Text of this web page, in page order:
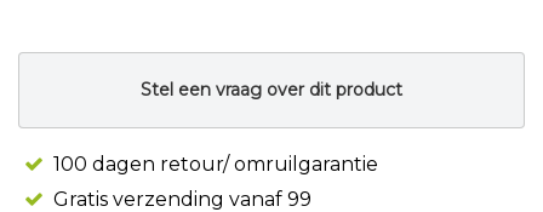
Stel een vraag over dit product
100 dagen retour/ omruilgarantie
Gratis verzending vanaf 99